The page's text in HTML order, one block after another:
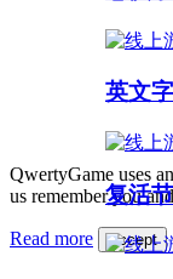
英文
复活
QwertyGame uses
us remember you
Read more Accept